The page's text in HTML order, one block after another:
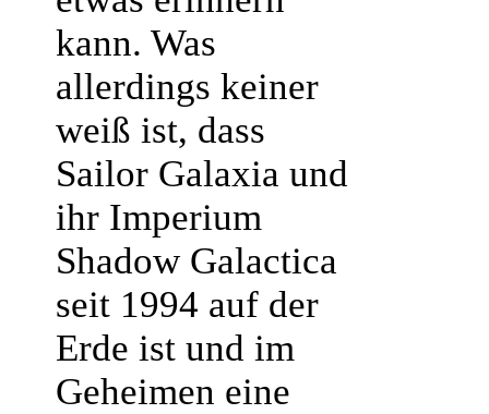
kann. Was
allerdings keiner
weiß ist, dass
Sailor Galaxia und
ihr Imperium
Shadow Galactica
seit 1994 auf der
Erde ist und im
Geheimen eine